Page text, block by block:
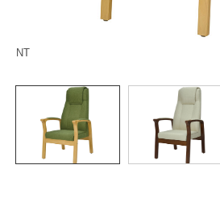
NT